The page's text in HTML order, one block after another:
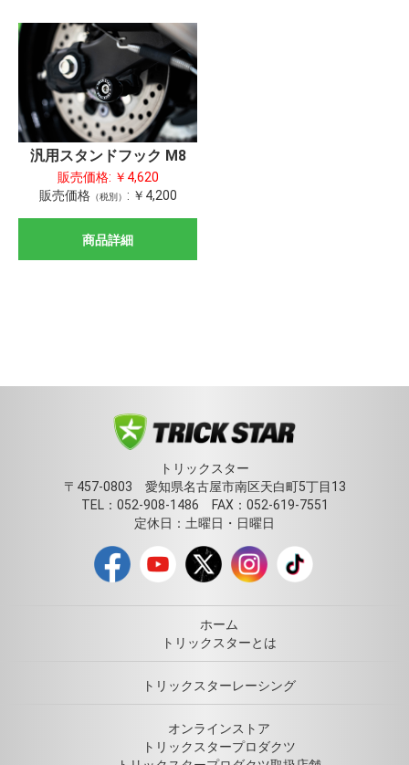
汎用スタンドフック M8
販売価格: ￥4,620
販売価格（税別） : ￥4,200
商品詳細
トリックスター
〒457-0803 愛知県名古屋市南区天白町5丁目13
TEL：052-908-1486 FAX：052-619-7551
定休日：土曜日・日曜日
ホーム
トリックスターとは
トリックスターレーシング
オンラインストア
トリックスタープロダクツ